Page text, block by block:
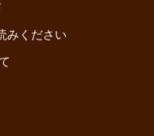
ください